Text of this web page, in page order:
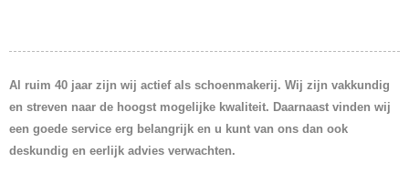
Al ruim 40 jaar zijn wij actief als schoenmakerij. Wij zijn vakkundig
en streven naar de hoogst mogelijke kwaliteit. Daarnaast vinden wij
een goede service erg belangrijk en u kunt van ons dan ook
deskundig en eerlijk advies verwachten.